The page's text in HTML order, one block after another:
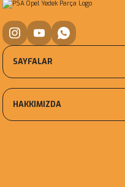
SAYFALAR
HAKKIMIZDA